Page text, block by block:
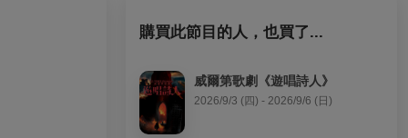
購買此節目的人，也買了...
威爾第歌劇《遊唱詩人》
2026/9/3 (四) - 2026/9/6 (日)